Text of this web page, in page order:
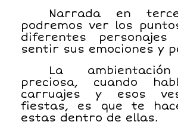
Narrada en
podremos ver los
diferentes personajes
sentir sus emociones y
La
preciosa, cuando
carruajes y esos
fiestas, es que te
estas dentro de ellas.